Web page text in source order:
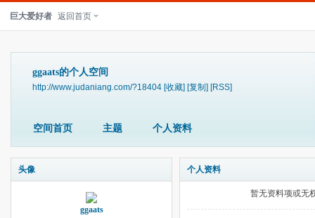
巨大爱好者 返回首页
ggaats的个人空间
http://www.judaniang.com/?18404 [收藏] [复制] [RSS]
空间首页 主题 个人资料
头像
ggaats
个人资料
暂无资料项或无